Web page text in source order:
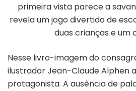
primeira vista parece a
revela um jogo divertido de
duas crianças e um
Nesse livro-imagem do
ilustrador Jean-Claude Alphen
protagonista. A ausência de